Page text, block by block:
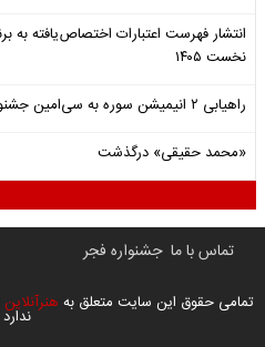
نخست ۱۴۰۵
راهیابی ۲ انیمیشن سوره به سی‌امین جشنواره فیلم رود آیلند
«محمد حقیقی» درگذشت
تماس با ما جشنواره فجر
تمامی حقوق این سایت متعلق به هنرآنلاین
ندارد